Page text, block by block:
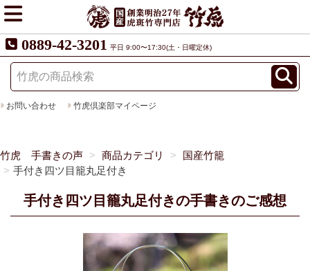
0889-42-3201 平日 9:00〜17:30(土・日曜定休)
お問い合わせ 竹虎倶楽部マイページ
竹虎 手書きの声 商品カテゴリ
国産竹籠
手付き四ツ目籠丸足付き
手付き四ツ目籠丸足付きの手書きのご感想